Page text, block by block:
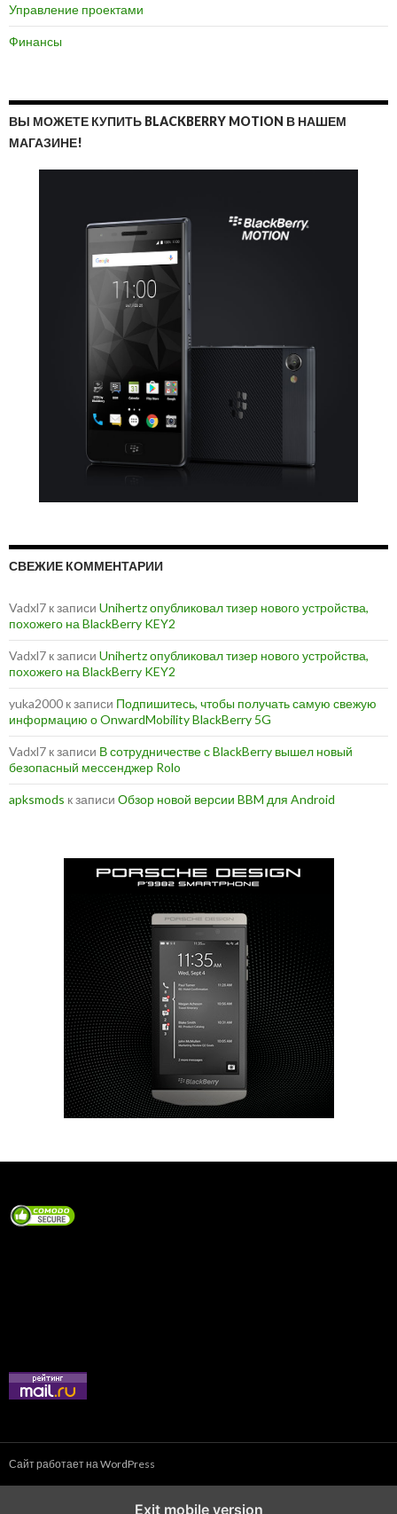
Управление проектами
Финансы
ВЫ МОЖЕТЕ КУПИТЬ BLACKBERRY MOTION В НАШЕМ
МАГАЗИНЕ!
СВЕЖИЕ КОММЕНТАРИИ
Vadxl7 к записи Unihertz опубликовал тизер нового устройства,
похожего на BlackBerry KEY2
Vadxl7 к записи Unihertz опубликовал тизер нового устройства,
похожего на BlackBerry KEY2
yuka2000 к записи Подпишитесь, чтобы получать самую свежую
информацию о OnwardMobility BlackBerry 5G
Vadxl7 к записи В сотрудничестве с BlackBerry вышел новый
безопасный мессенджер Rolo
apksmods к записи Обзор новой версии BBM для Android
Сайт работает на WordPress
Exit mobile version